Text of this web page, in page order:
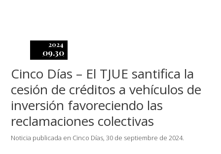
2024
09.30
Cinco Días – El TJUE santifica la
cesión de créditos a vehículos de
inversión favoreciendo las
reclamaciones colectivas
Noticia publicada en Cinco Días, 30 de septiembre de 2024.